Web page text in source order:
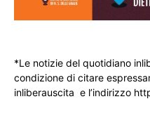
*Le notizie del quotidiano
condizione di citare
inliberauscita e l’indirizzo